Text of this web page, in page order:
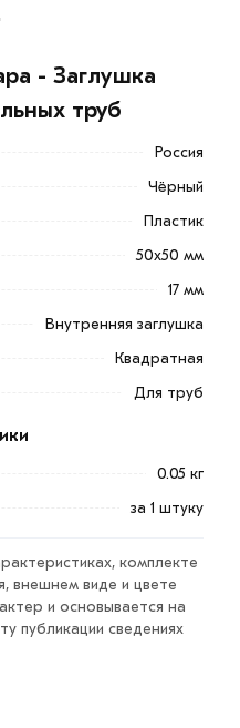
труб могут
на вертикальные
данная изделия
трубы (с помощью
обеспечивают
- Заглушка
труб
Россия
Чёрный
Пластик
50х50 мм
17 мм
Внутренняя заглушка
Квадратная
Для труб
0.05 кг
за 1 штуку
комплекте
внешнем виде и цвете
и основывается на
публикации сведениях